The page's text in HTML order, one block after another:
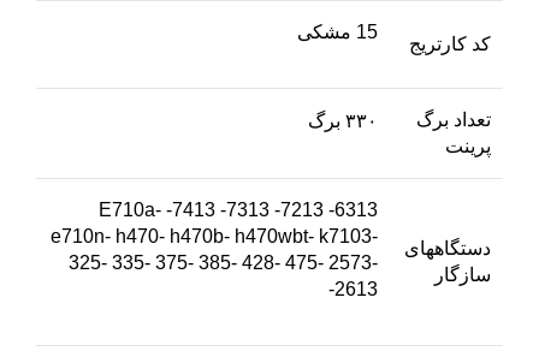
کد کارتریج
15 مشکی
تعداد برگ
پرینت
۳۳۰ برگ
دستگاههای
سازگار
6313- 7213- 7313- 7413- E710a-
e710n- h470- h470b- h470wbt- k7103-
325- 335- 375- 385- 428- 475- 2573-
2613-